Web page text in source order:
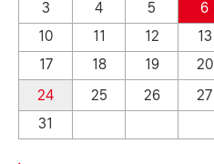
3
4 5 6
10
11 12 13
17
18 19 20
24
25 26 27
31